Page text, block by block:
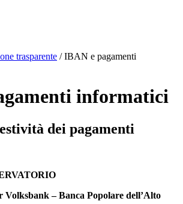
trasparente /IBAN e pagamenti
informatici
dei pagamenti
– Banca Popolare dell’Alto